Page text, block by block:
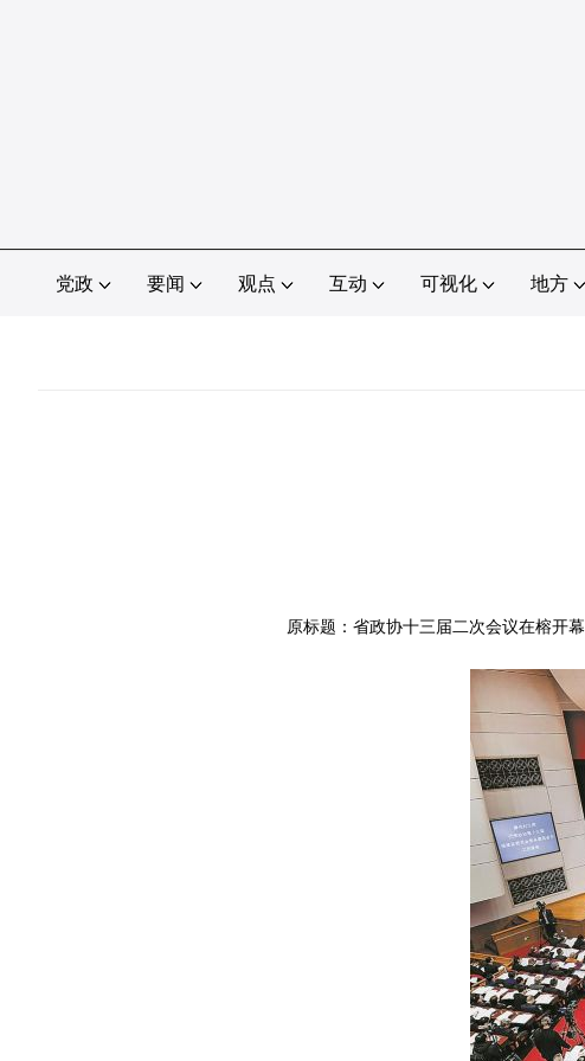
党政 要闻 观点 互动 可视化 地方
原标题：省政协十三届二次会议在榕开幕